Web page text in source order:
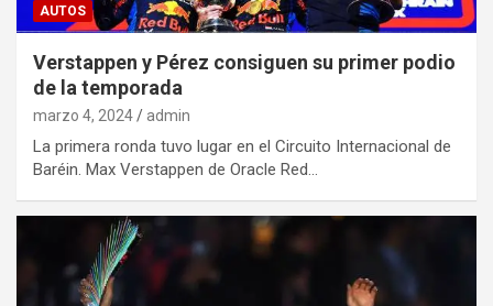
AUTOS
Verstappen y Pérez consiguen su primer podio
de la temporada
marzo 4, 2024 admin
La primera ronda tuvo lugar en el Circuito Internacional de
Baréin. Max Verstappen de Oracle Red…